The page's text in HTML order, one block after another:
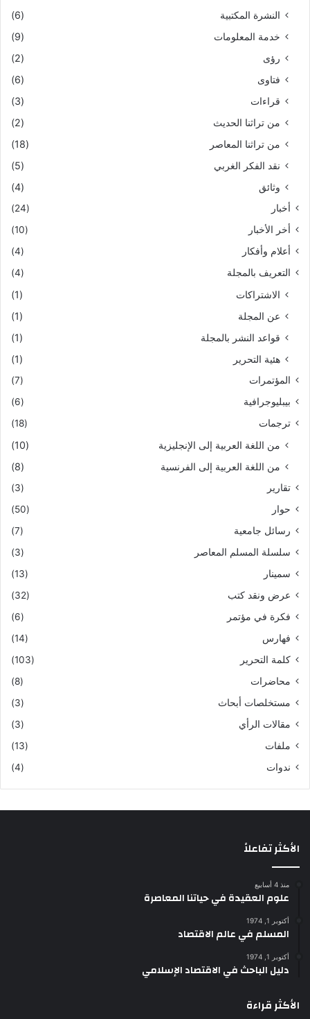
النشرة المكتبية
(6)
خدمة المعلومات
(9)
رؤى
(2)
فتاوى
(6)
قراءات
(3)
من تراثنا الحديث
(2)
من تراثنا المعاصر
(18)
نقد الفكر الغربي
(5)
وثائق
(4)
أخبار
(24)
أخر الأخبار
(10)
أعلام وأفكار
(4)
التعريف بالمجلة
(4)
الاشتراكات
(1)
عن المجلة
(1)
قواعد النشر بالمجلة
(1)
هئية التحرير
(1)
المؤتمرات
(7)
بيبليوجرافية
(6)
ترجمات
(18)
من اللغة العربية إلى الإنجليزية
(10)
من اللغة العربية إلى الفرنسية
(8)
تقارير
(3)
حوار
(50)
رسائل جامعية
(7)
سلسلة المسلم المعاصر
(3)
سمينار
(13)
عرض ونقد كتب
(32)
فكرة في مؤتمر
(6)
فهارس
(14)
كلمة التحرير
(103)
محاضرات
(8)
مستخلصات أبحاث
(3)
مقالات الرأي
(3)
ملفات
(13)
ندوات
(4)
الأكثر تفاعلاً
منذ 4 أسابيع
علوم العقيدة في حياتنا المعاصرة
أكتوبر 1, 1974
المسلم في عالم الاقتصاد
أكتوبر 1, 1974
دليل الباحث في الاقتصاد الإسلامي
الأكثر قراءة